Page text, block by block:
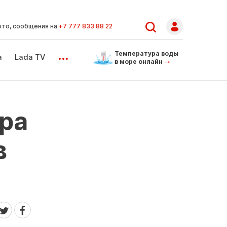
сообщения на +7 777 833 88 22
Lada TV ...
Температура воды
в море онлайн